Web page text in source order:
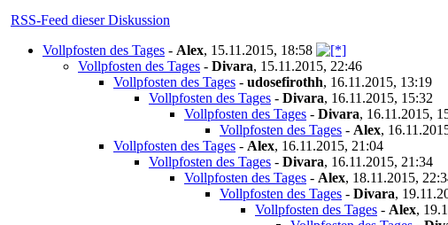
RSS-Feed dieser Diskussion
Vollpfosten des Tages - Alex, 15.11.2015, 18:58
Vollpfosten des Tages - Divara, 15.11.2015, 22:46
Vollpfosten des Tages - udosefirothh, 16.11.2015, 13:19
Vollpfosten des Tages - Divara, 16.11.2015, 15:32
Vollpfosten des Tages - Divara, 16.11.2015,
Vollpfosten des Tages - Alex,
Vollpfosten des Tages - Alex, 16.11.2015, 21:04
Vollpfosten des Tages - Divara, 16.11.2015, 21:34
Vollpfosten des Tages - Alex, 18.11.2015,
Vollpfosten des Tages - Divara,
Vollpfosten des Tages - Alex,